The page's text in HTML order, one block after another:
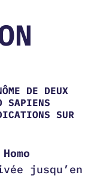
DE DEUX
SAPIENS
SUR
Homo
jusqu’en